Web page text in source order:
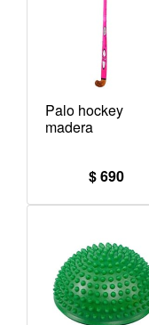
Palo hockey
madera
$ 690